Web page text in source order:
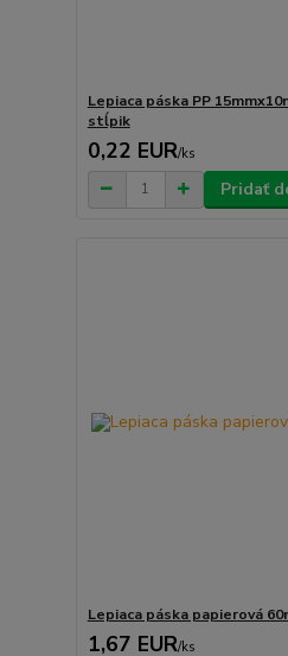
Lepiaca páska PP
stĺpik
0,22 EUR/ks
Pridať
Lepiaca páska papierová
1,67 EUR/ks